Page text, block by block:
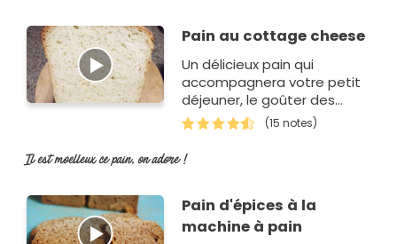
Pain au cottage cheese
Un délicieux pain qui
accompagnera votre petit
déjeuner, le goûter des
enfants ou encore un bon
fromage.
(15 notes)
Il est moelleux ce pain, on adore !
Pain d'épices à la
machine à pain